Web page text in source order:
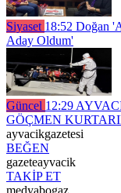
Siyaset 18:52 Doğan
Aday Oldum'
Güncel 12:29
GÖÇMEN
ayvacikgazetesi
BEĞEN
gazeteayvacik
TAKİP ET
medyabogaz